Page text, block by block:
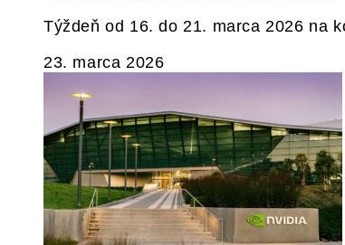
Týždeň od 16. do 21. marca 2026 na
23. marca 2026